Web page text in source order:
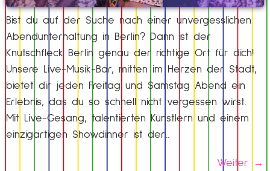
Bist du auf der Suche nach einer unvergesslichen
Abendunterhaltung in Berlin? Dann ist der
Knutschfleck Berlin genau der richtige Ort für dich!
Unsere Live-Musik-Bar, mitten im Herzen der Stadt,
bietet dir jeden Freitag und Samstag Abend ein
Erlebnis, das du so schnell nicht vergessen wirst.
Mit Live-Gesang, talentierten Künstlern und einem
einzigartigen Showdinner ist der…
Weiter →